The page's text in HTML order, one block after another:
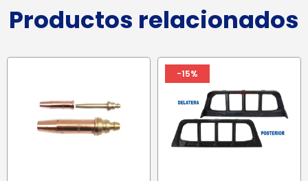
Productos relacionados
-15%